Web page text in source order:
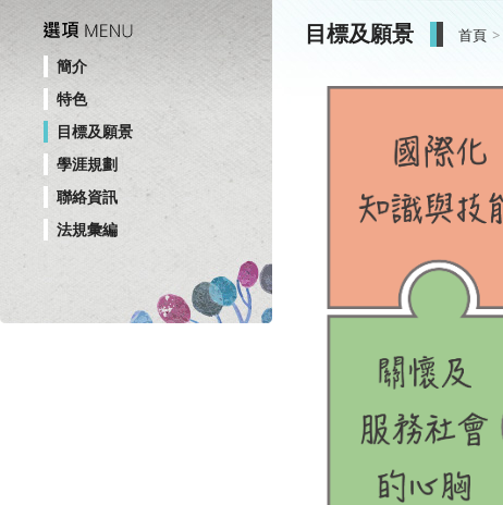
簡介
特色
目標及願景
學涯規劃
聯絡資訊
法規彙編
目標及願景 首頁